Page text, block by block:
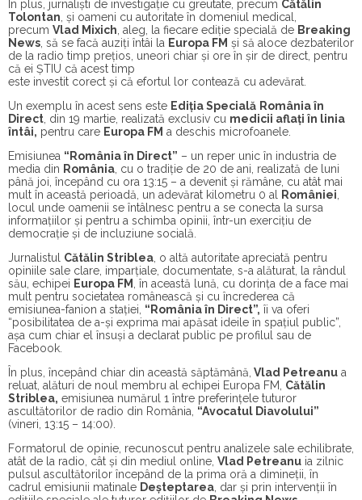
În plus, jurnaliști de investigație cu greutate, precum Cătălin
Tolontan , și oameni cu autoritate în domeniul medical,
precum Vlad Mixich , aleg, la fiecare ediție specială de Breaking
News , să se facă auziți întâi la Europa FM și să aloce dezbaterilor
de la radio timp prețios, uneori chiar și ore în șir de direct, pentru
că ei ȘTIU că acest timp
este investit corect și că efortul lor contează cu adevărat.
Un exemplu în acest sens este Ediția Specială România în
Direct , din 19 martie, realizată exclusiv cu medicii aflați în linia
întâi, pentru care Europa FM a deschis microfoanele.
Emisiunea “România în Direct” – un reper unic în industria de
media din România , cu o tradiție de 20 de ani, realizată de luni
până joi, începând cu ora 13:15 – a devenit și rămâne, cu atât mai
mult în această perioadă, un adevărat kilometru 0 al
României
locul unde oamenii se întâlnesc pentru a se conecta la sursa
informațiilor și pentru a schimba opinii, într-un exercițiu de
democrație și de incluziune socială.
Jurnalistul Cătălin Striblea , o altă autoritate apreciată pentru
opiniile sale clare, imparțiale, documentate, s-a alăturat, la rândul
său, echipei Europa FM
, în această lună, cu dorința de a face mai
mult pentru societatea românească și cu încrederea că
emisiunea-fanion a stației, “România în Direct”, îi va oferi
“posibilitatea de a-și exprima mai apăsat ideile în spațiul public”,
așa cum chiar el însuși a declarat public pe profilul sau de
Facebook.
În plus, începând chiar din această săptămână, Vlad Petreanu a
reluat, alături de noul membru al echipei Europa FM, Cătălin
Striblea, emisiunea numărul 1 între preferințele tuturor
ascultătorilor de radio din România, “Avocatul Diavolului”
(vineri, 13:15 – 14:00).
Formatorul de opinie, recunoscut pentru analizele sale echilibrate,
atât de la radio, cât și din mediul online, Vlad Petreanu ia zilnic
pulsul ascultătorilor începând de la prima oră a dimineții, în
cadrul emisiunii matinale Deșteptarea , dar și prin intervenții în